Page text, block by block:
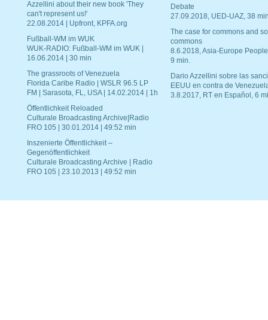
Azzellini about their new book 'They
can't represent us!'
22.08.2014 | Upfront, KPFA.org
Fußball-WM im WUK
WUK-RADIO: Fußball-WM im WUK |
16.06.2014 | 30 min
The grassroots of Venezuela
Florida Caribe Radio | WSLR 96.5 LP
FM | Sarasota, FL, USA | 14.02.2014 | 1h
Öffentlichkeit Reloaded
Culturale Broadcasting Archive|Radio
FRO 105 | 30.01.2014 | 49:52 min
Inszenierte Öffentlichkeit –
Gegenöffentlichkeit
Culturale Broadcasting Archive | Radio
FRO 105 | 23.10.2013 | 49:52 min
Debate
27.09.2018, UED-UAZ, 38
The case for commons and
commons
8.6.2018, Asia-Europe
9 min.
Dario Azzellini sobre las
EEUU en contra de
3.8.2017, RT en Español, 6